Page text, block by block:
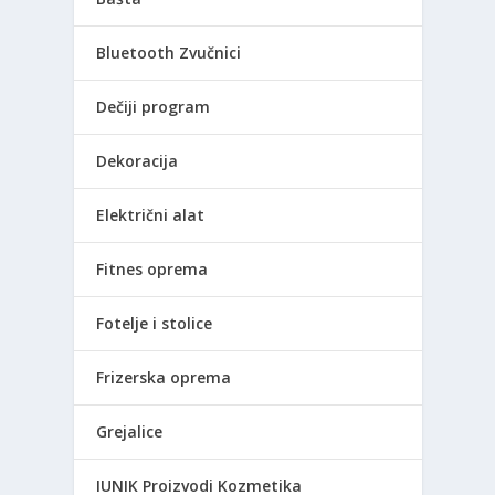
Bluetooth Zvučnici
Dečiji program
Dekoracija
Električni alat
Fitnes oprema
Fotelje i stolice
Frizerska oprema
Grejalice
IUNIK Proizvodi Kozmetika